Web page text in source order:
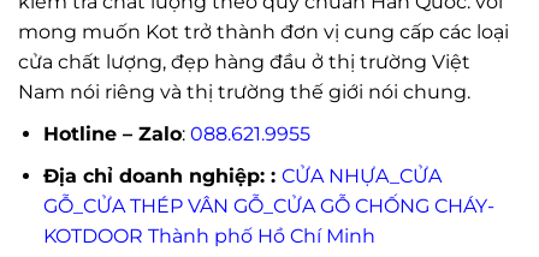
mong muốn Kot trở thành đơn vị cung cấp các loại
cửa chất lượng, đẹp hàng đầu ở thị trường Việt
Nam nói riêng và thị trường thế giới nói chung.
Hotline – Zalo: 088.621.9955
Địa chỉ doanh nghiệp: : CỬA NHỰA_CỬA
GỖ_CỬA THÉP VÂN GỖ_CỬA GỖ CHỐNG CHÁY-
KOTDOOR Thành phố Hồ Chí Minh